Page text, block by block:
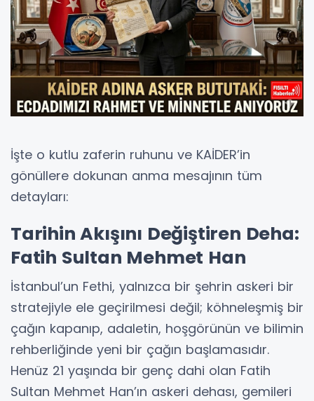
İşte o kutlu zaferin ruhunu ve KAİDER’in
gönüllere dokunan anma mesajının tüm
detayları:
Tarihin Akışını Değiştiren Deha:
Fatih Sultan Mehmet Han
İstanbul’un Fethi, yalnızca bir şehrin askeri bir
stratejiyle ele geçirilmesi değil; köhneleşmiş bir
çağın kapanıp, adaletin, hoşgörünün ve bilimin
rehberliğinde yeni bir çağın başlamasıdır.
Henüz 21 yaşında bir genç dahi olan Fatih
Sultan Mehmet Han’ın askeri dehası, gemileri